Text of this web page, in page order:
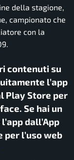
della stagione,
campionato che
con la
contenuti su
l’app
Play Store per
Se hai un
dall’App
per l’uso web